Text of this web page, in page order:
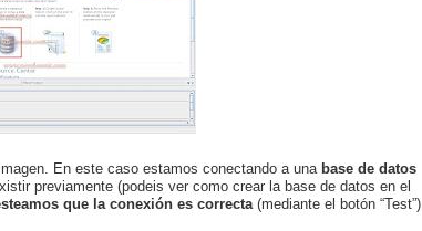
En este caso estamos conectando a una base de datos
previamente (podeis ver como crear la base de datos en el
que la conexión es correcta (mediante el botón “Test”)